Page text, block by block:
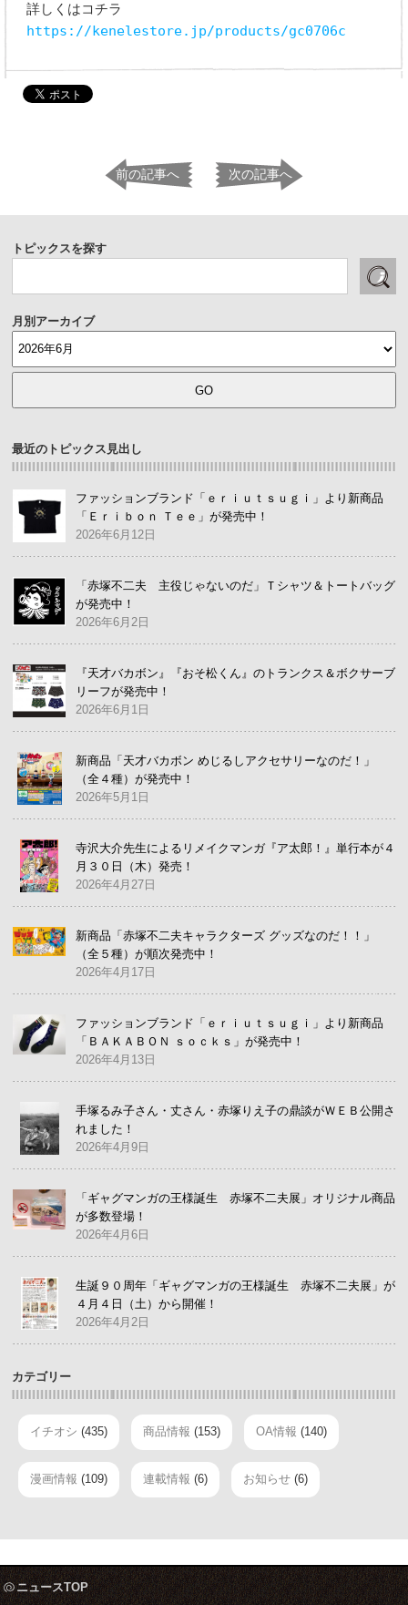
詳しくはコチラ
https://kenelestore.jp/products/gc0706c
前の記事へ 次の記事へ
トピックスを探す
月別アーカイブ
最近のトピックス見出し
ファッションブランド「ｅｒｉｕｔｓｕｇｉ」より新商品
「Ｅｒｉｂｏｎ Ｔｅｅ」が発売中！
2026年6月12日
「赤塚不二夫 主役じゃないのだ」Ｔシャツ＆トートバッグ
が発売中！
2026年6月2日
『天才バカボン』『おそ松くん』のトランクス＆ボクサーブ
リーフが発売中！
2026年6月1日
新商品「天才バカボン めじるしアクセサリーなのだ！」
（全４種）が発売中！
2026年5月1日
寺沢大介先生によるリメイクマンガ『ア太郎！』単行本が４
月３０日（木）発売！
2026年4月27日
新商品「赤塚不二夫キャラクターズ グッズなのだ！！」
（全５種）が順次発売中！
2026年4月17日
ファッションブランド「ｅｒｉｕｔｓｕｇｉ」より新商品
「ＢＡＫＡＢＯＮ ｓｏｃｋｓ」が発売中！
2026年4月13日
手塚るみ子さん・丈さん・赤塚りえ子の鼎談がＷＥＢ公開さ
れました！
2026年4月9日
「ギャグマンガの王様誕生 赤塚不二夫展」オリジナル商品
が多数登場！
2026年4月6日
生誕９０周年「ギャグマンガの王様誕生 赤塚不二夫展」が
４月４日（土）から開催！
2026年4月2日
カテゴリー
イチオシ (435) 商品情報 (153) OA情報 (140)
漫画情報 (109) 連載情報 (6) お知らせ (6)
ニュースTOP